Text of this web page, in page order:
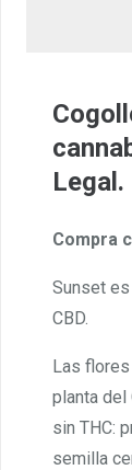
Legal.
Compra
Sunset
CBD.
Las
planta del
sin THC:
semilla